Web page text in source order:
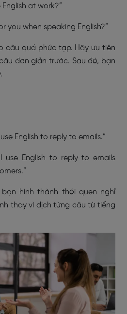
at work?”
you when speaking English?”
câu quá phức tạp. Hãy ưu tiên
đơn giản trước. Sau đó, bạn
English to reply to emails.”
I use English to reply to emails
hình thành thói quen nghĩ
thay vì dịch từng câu từ tiếng